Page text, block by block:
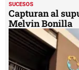
SUCESOS
Capturan al
Melvin Bonilla